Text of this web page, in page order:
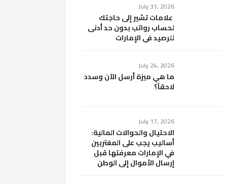
July 31, 2026
علامات تشير إلى حاجتك
لحساب رواتب بدون حد أدنى
للرصيد في الإمارات
July 24, 2026
ما هي ميزة أرسل الآن وسدد
لاحقاً؟
July 17, 2026
الاحتيال والحوالات المالية:
أساليب يجب على المغتربين
في الإمارات معرفتها قبل
إرسال الأموال إلى الوطن